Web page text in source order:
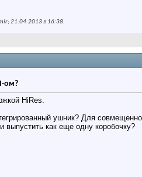
21.04.2013 в 16:38.
ом?
HiRes.
ушник? Для
как еще одну коробочку?